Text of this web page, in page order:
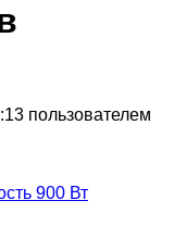
пользователем
900 Вт